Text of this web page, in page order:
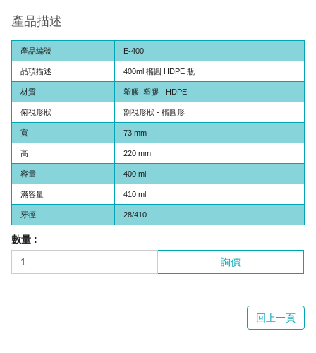
產品描述
產品編號 E-400
品項描述 400ml 橢圓 HDPE 瓶
材質 塑膠, 塑膠 - HDPE
俯視形狀 剖視形狀 - 楕圓形
寬 73 mm
高 220 mm
容量 400 ml
滿容量 410 ml
牙徑 28/410
數量 :
詢價
回上一頁